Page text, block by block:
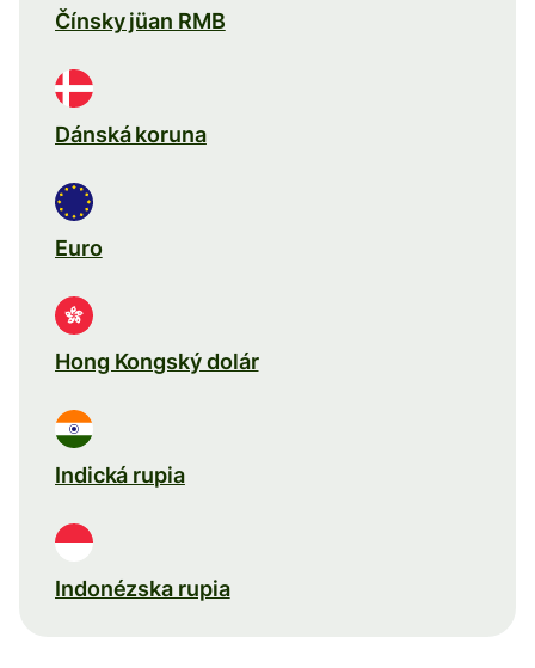
Čínsky jüan RMB
Dánská koruna
Euro
Hong Kongský dolár
Indická rupia
Indonézska rupia